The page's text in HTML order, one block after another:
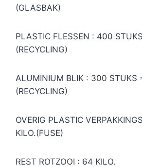
(GLASBAK)
PLASTIC FLESSEN : 400
(RECYCLING)
ALUMINIUM BLIK : 300 STUKS
(RECYCLING)
OVERIG PLASTIC
KILO.(FUSE)
REST ROTZOOI : 64 KILO.